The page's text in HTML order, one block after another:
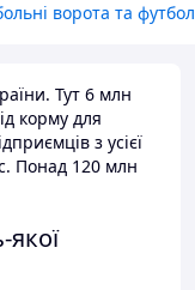
ворота та
Тут 6 млн
корму для
з усієї
Понад 120 млн